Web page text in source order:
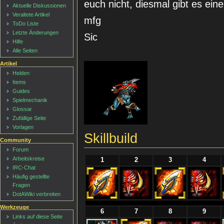
euch nicht, diesmal gibt es
mfg
Sic
Skillbuild
1 2 3 4
6 7 8 9
Aktuelle Diskussionen
Veraltete Artikel
ToDo Liste
Letzte Änderungen
Hilfe
Alle Seiten
Artikel
Helden
Items
Guides
Spielmechanik
Glossar
Zufällige Seite
Vorlagen
Community
Forum
Arbeitskreise
IRC-Chat
Häufig gestellte
Fragen
DotAWiki verbreiten
Werkzeuge
Links auf diese Seite